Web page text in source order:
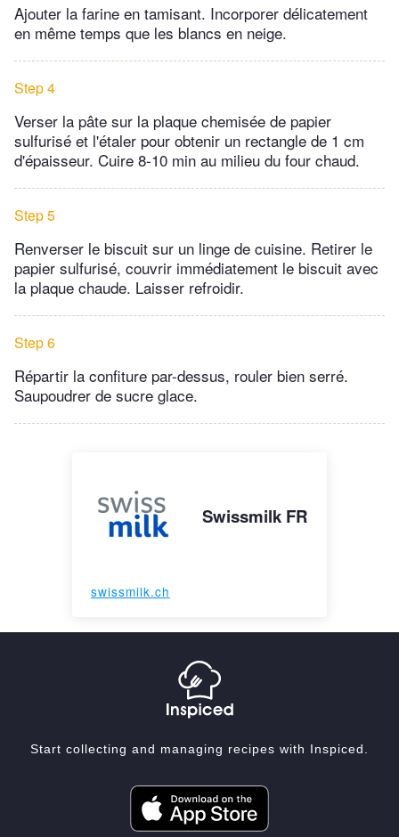
Ajouter la farine en tamisant. Incorporer délicatement
en même temps que les blancs en neige.
Step 4
Verser la pâte sur la plaque chemisée de papier
sulfurisé et l'étaler pour obtenir un rectangle de 1 cm
d'épaisseur. Cuire 8-10 min au milieu du four chaud.
Step 5
Renverser le biscuit sur un linge de cuisine. Retirer le
papier sulfurisé, couvrir immédiatement le biscuit avec
la plaque chaude. Laisser refroidir.
Step 6
Répartir la confiture par-dessus, rouler bien serré.
Saupoudrer de sucre glace.
Swissmilk FR
swissmilk.ch
Start collecting and managing recipes with Inspiced.